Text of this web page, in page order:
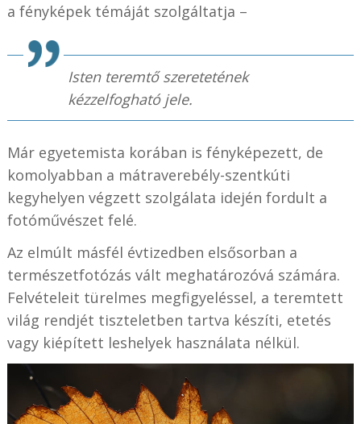
a fényképek témáját szolgáltatja –
Isten teremtő szeretetének
kézzelfogható jele.
Már egyetemista korában is fényképezett, de
komolyabban a mátraverebély-szentkúti
kegyhelyen végzett szolgálata idején fordult a
fotóművészet felé.
Az elmúlt másfél évtizedben elsősorban a
természetfotózás vált meghatározóvá számára.
Felvételeit türelmes megfigyeléssel, a teremtett
világ rendjét tiszteletben tartva készíti, etetés
vagy kiépített leshelyek használata nélkül.